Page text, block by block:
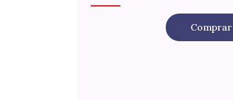
Comprar